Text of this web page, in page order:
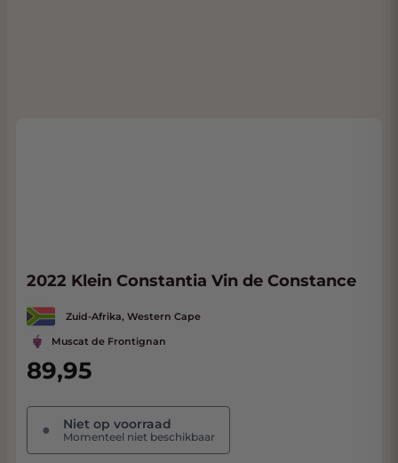
2022 Klein Constantia Vin de Constance
Zuid-Afrika, Western Cape
Muscat de Frontignan
89,95
● Niet op voorraad
Momenteel niet beschikbaar